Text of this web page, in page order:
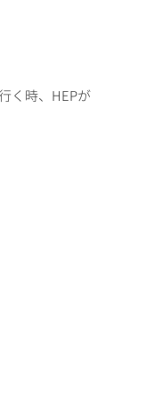
く時、HEPが